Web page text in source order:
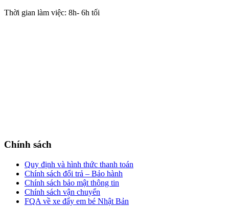
Thời gian làm việc: 8h- 6h tối
Chính sách
Quy định và hình thức thanh toán
Chính sách đổi trả – Bảo hành
Chính sách bảo mật thông tin
Chính sách vận chuyển
FQA về xe đẩy em bé Nhật Bản